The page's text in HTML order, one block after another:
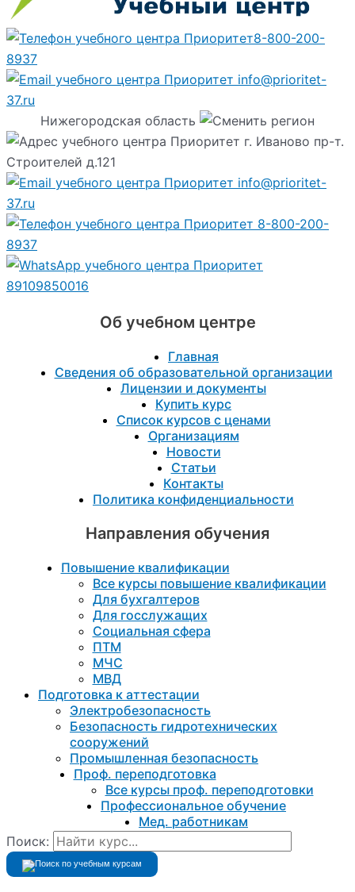
8-800-200-
8937
info@prioritet-
37.ru
Нижегородская область
г. Иваново пр-т.
Строителей д.121
info@prioritet-
37.ru
8-800-200-
8937
89109850016
Об учебном центре
Главная
Сведения об образовательной организации
Лицензии и документы
Купить курс
Список курсов с ценами
Организациям
Новости
Статьи
Контакты
Политика конфиденциальности
Направления обучения
Повышение квалификации
Все курсы повышение квалификации
Для бухгалтеров
Для госслужащих
Социальная сфера
ПТМ
МЧС
МВД
Подготовка к aттестации
Электробезопасность
Безопасность гидротехнических
сооружений
Промышленная безопасность
Проф. переподготовка
Все курсы проф. переподготовки
Профессиональное обучение
Мед. работникам
Поиск: